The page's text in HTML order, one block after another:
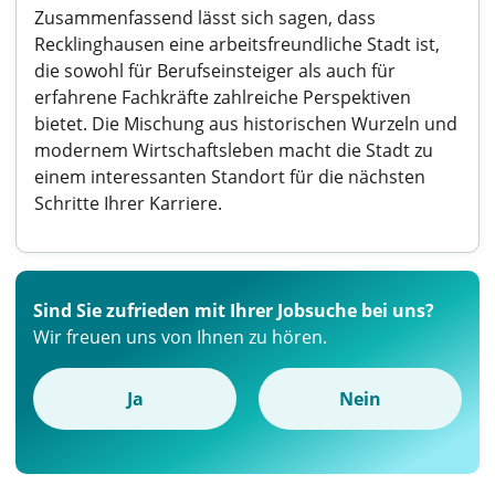
Zusammenfassend lässt sich sagen, dass
Recklinghausen eine arbeitsfreundliche Stadt ist,
die sowohl für Berufseinsteiger als auch für
erfahrene Fachkräfte zahlreiche Perspektiven
bietet. Die Mischung aus historischen Wurzeln und
modernem Wirtschaftsleben macht die Stadt zu
einem interessanten Standort für die nächsten
Schritte Ihrer Karriere.
Sind Sie zufrieden mit Ihrer Jobsuche bei uns?
Wir freuen uns von Ihnen zu hören.
Ja Nein